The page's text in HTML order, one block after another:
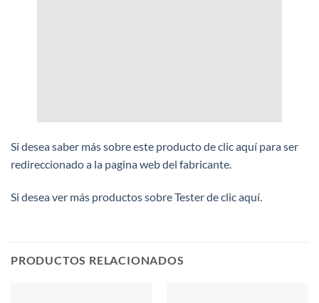
Si desea saber más sobre este producto de clic aquí para ser
redireccionado a la pagina web del fabricante.
Si desea ver más productos sobre Tester de clic aquí.
PRODUCTOS RELACIONADOS